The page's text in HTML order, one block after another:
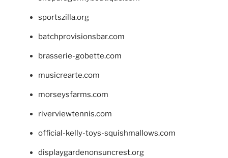
sportszilla.org
batchprovisionsbar.com
brasserie-gobette.com
musicrearte.com
morseysfarms.com
riverviewtennis.com
official-kelly-toys-squishmallows.com
displaygardenonsuncrest.org